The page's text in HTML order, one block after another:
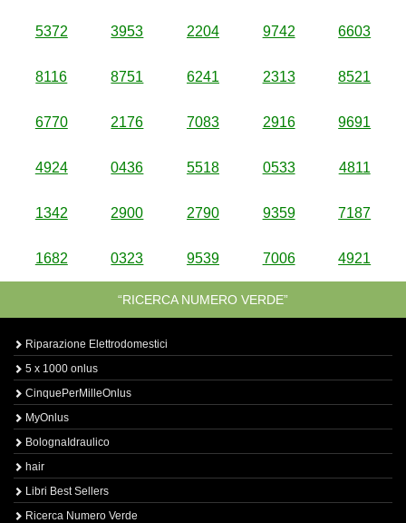
5372 3953 2204 9742 6603
8116 8751 6241 2313 8521
6770 2176 7083 2916 9691
4924 0436 5518 0533 4811
1342 2900 2790 9359 7187
1682 0323 9539 7006 4921
“RICERCA NUMERO VERDE”
Riparazione Elettrodomestici
5 x 1000 onlus
CinquePerMilleOnlus
MyOnlus
BolognaIdraulico
hair
Libri Best Sellers
Ricerca Numero Verde